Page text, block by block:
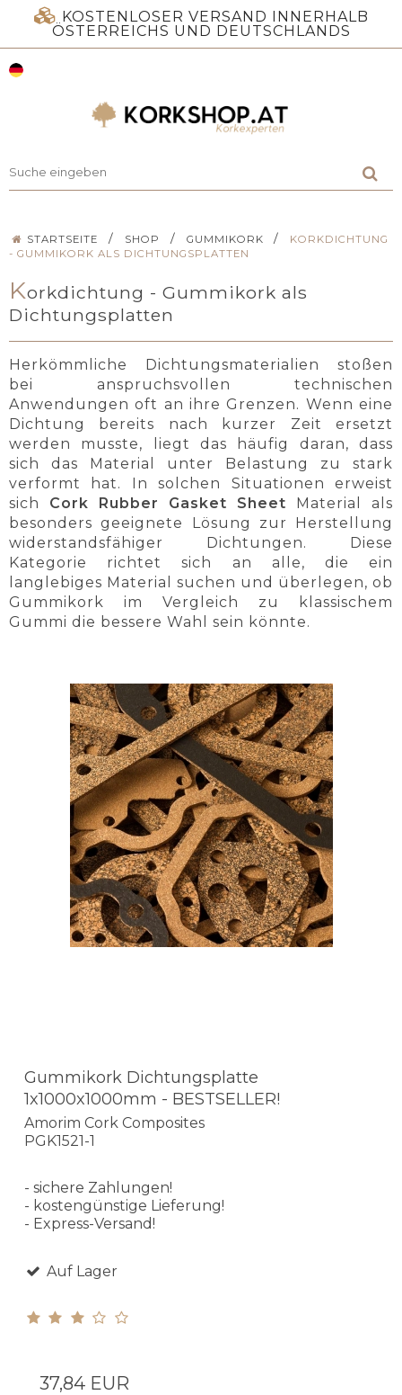
KOSTENLOSER VERSAND INNERHALB
ÖSTERREICHS UND DEUTSCHLANDS
STARTSEITE / SHOP / GUMMIKORK /
KORKDICHTUNG
- GUMMIKORK ALS DICHTUNGSPLATTEN
Korkdichtung - Gummikork als
Dichtungsplatten
Herkömmliche Dichtungsmaterialien stoßen
bei anspruchsvollen technischen
Anwendungen oft an ihre Grenzen. Wenn eine
Dichtung bereits nach kurzer Zeit ersetzt
werden musste, liegt das häufig daran, dass
sich das Material unter Belastung zu stark
verformt hat. In solchen Situationen erweist
sich Cork Rubber Gasket Sheet Material als
besonders geeignete Lösung zur Herstellung
widerstandsfähiger Dichtungen. Diese
Kategorie richtet sich an alle, die ein
langlebiges Material suchen und überlegen, ob
Gummikork im Vergleich zu klassischem
Gummi die bessere Wahl sein könnte.
Gummikork Dichtungsplatte
1x1000x1000mm - BESTSELLER!
Amorim Cork Composites
PGK1521-1
- sichere Zahlungen!
- kostengünstige Lieferung!
- Express-Versand!
Auf Lager
37,84 EUR